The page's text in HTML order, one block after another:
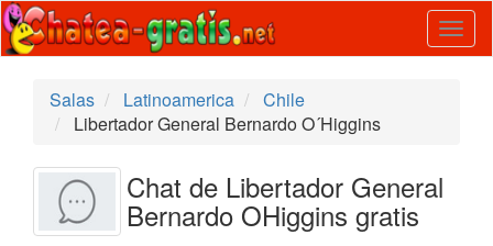
Salas
Latinoamerica
Chile
Libertador General Bernardo O´Higgins
Chat de Libertador General
Bernardo OHiggins gratis